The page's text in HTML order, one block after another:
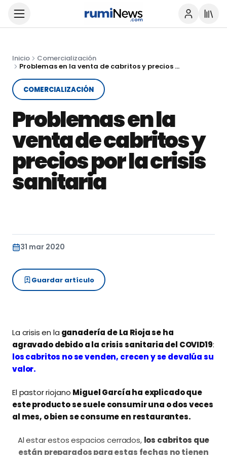
Inicio
Comercialización
Problemas en la venta de cabritos y precios por la crisis sanitaria
COMERCIALIZACIÓN
Problemas en la
venta de cabritos y
precios por la crisis
sanitaria
31 mar 2020
Guardar artículo
La crisis en la ganadería de La Rioja se ha
agravado debido a la crisis sanitaria del COVID19:
los cabritos no se venden, crecen y se devalúa su
valor.
El pastor riojano Miguel García ha explicado que
este producto se suele consumir una o dos veces
al mes, o bien se consume en restaurantes.
Al estar estos espacios cerrados, los cabritos que
están preparados para estas fechas no tienen